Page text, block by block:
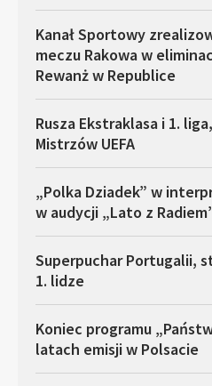
Kanał Sportowy
meczu Rakowa w
Rewanż w Republice
Rusza Ekstraklasa i 1.
Mistrzów UEFA
„Polka Dziadek” w
w audycji „Lato z
Superpuchar Portugalii,
1. lidze
Koniec programu
latach emisji w Polsacie